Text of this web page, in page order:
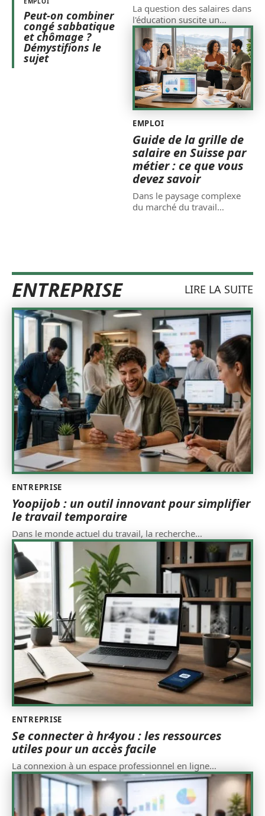
Peut-on combiner
congé sabbatique
et chômage ?
Démystifions le
sujet
La question des salaires dans
l'éducation suscite un…
EMPLOI
Guide de la grille de
salaire en Suisse par
métier : ce que vous
devez savoir
Dans le paysage complexe
du marché du travail…
ENTREPRISE LIRE LA SUITE
ENTREPRISE
Yoopijob : un outil innovant pour simplifier
le travail temporaire
Dans le monde actuel du travail, la recherche…
ENTREPRISE
Se connecter à hr4you : les ressources
utiles pour un accès facile
La connexion à un espace professionnel en ligne…